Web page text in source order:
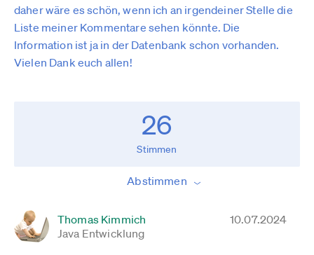
26
Stimmen
Abstimmen
daher wäre es schön, wenn ich an irgendeiner Stelle die
Liste meiner Kommentare sehen könnte. Die
Information ist ja in der Datenbank schon vorhanden.
Vielen Dank euch allen!
Thomas Kimmich
Java Entwicklung
10.07.2024